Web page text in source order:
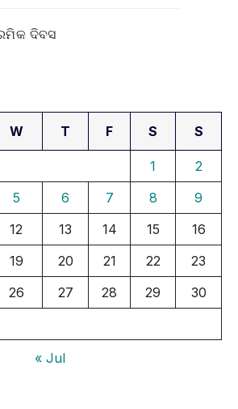
ଦିବସ
W T F S S
1
2
5 6 7 8
9
12 13 14 15
16
19 20 21 22
23
26 27 28 29
30
« Jul